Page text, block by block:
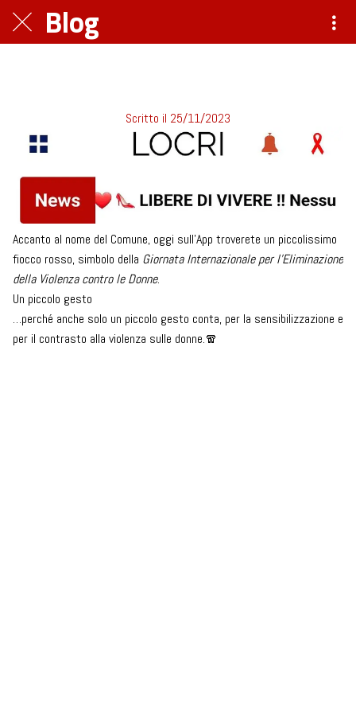
Blog
Scritto il 25/11/2023
Accanto al nome del Comune, oggi sull'App troverete un piccolissimo
fiocco rosso, simbolo della Giornata Internazionale per l’Eliminazione
della Violenza contro le Donne.
Un piccolo gesto
…perché anche solo un piccolo gesto conta, per la sensibilizzazione e
per il contrasto alla violenza sulle donne.🧣